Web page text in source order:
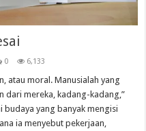
0 6,133
atau moral. Manusialah yang
dari mereka, kadang-kadang,”
budaya yang banyak mengisi
ia menyebut pekerjaan,